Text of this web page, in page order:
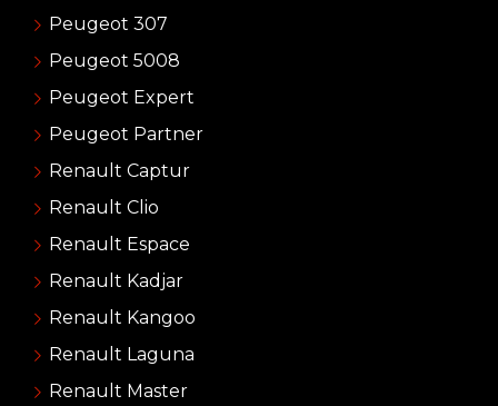
Peugeot 307
Peugeot 5008
Peugeot Expert
Peugeot Partner
Renault Captur
Renault Clio
Renault Espace
Renault Kadjar
Renault Kangoo
Renault Laguna
Renault Master